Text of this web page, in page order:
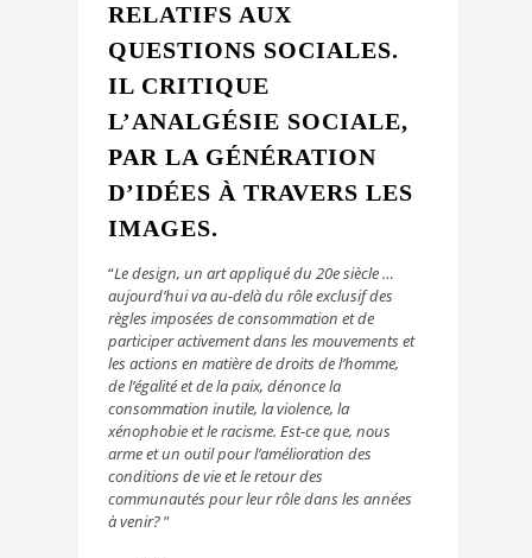
RELATIFS AUX
QUESTIONS SOCIALES.
IL CRITIQUE
L’ANALGÉSIE SOCIALE,
PAR LA GÉNÉRATION
D’IDÉES À TRAVERS LES
IMAGES.
“Le design, un art appliqué du 20e siècle …
aujourd’hui va au-delà du rôle exclusif des
règles imposées de consommation et de
participer activement dans les mouvements et
les actions en matière de droits de l’homme,
de l’égalité et de la paix, dénonce la
consommation inutile, la violence, la
xénophobie et le racisme. Est-ce que, nous
arme et un outil pour l’amélioration des
conditions de vie et le retour des
communautés pour leur rôle dans les années
à venir?”